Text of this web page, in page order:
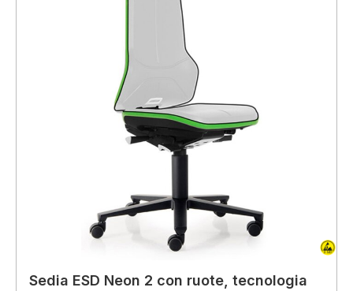
Sedia ESD Neon 2 con ruote, tecnologia